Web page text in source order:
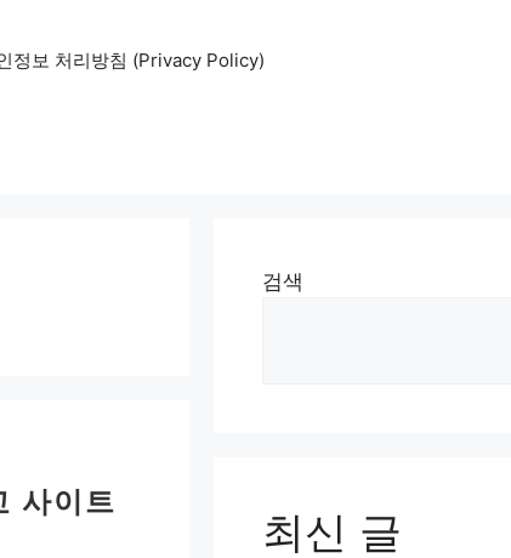
정보 처리방침 (Privacy Policy)
사이트
검색
최신 글